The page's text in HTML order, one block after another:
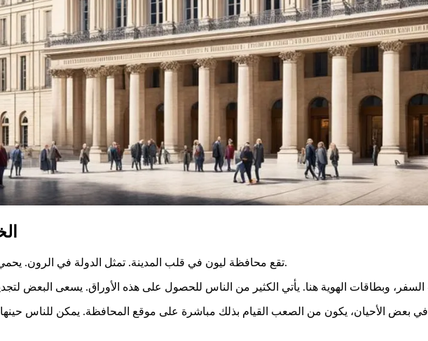
تقع محافظة ليون في قلب المدينة. تمثل الدولة في الرون. يحمي المحافظ، الذي يختاره الحكومة، مصالح البلاد.
ولكن، في بعض الأحيان، يكون من الصعب القيام بذلك مباشرة على موقع المحافظة. يمكن للناس